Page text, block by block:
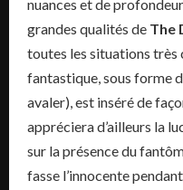
nuances et de
grandes qualités de The
toutes les situations très
fantastique, sous forme
avaler), est inséré de
appréciera d’ailleurs la
sur la présence du
fasse l’innocente